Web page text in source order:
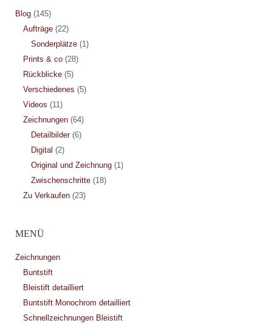
Blog(145)
Aufträge(22)
Sonderplätze(1)
Prints & co(28)
Rückblicke(5)
Verschiedenes (5)
Videos (11)
Zeichnungen(64)
Detailbilder(6)
Digital (2)
Original und Zeichnung(1)
Zwischenschritte(18)
Zu Verkaufen(23)
MENÜ
Zeichnungen
Buntstift
Bleistift detailliert
Buntstift Monochrom detailliert
Schnellzeichnungen Bleistift